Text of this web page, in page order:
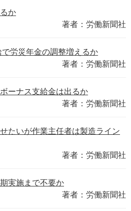
か
著者：労働新聞社
労災年金の調整増えるか
著者：労働新聞社
ーナス支給金は出るか
著者：労働新聞社
たいが作業主任者は製造ライン
著者：労働新聞社
実施まで不要か
著者：労働新聞社